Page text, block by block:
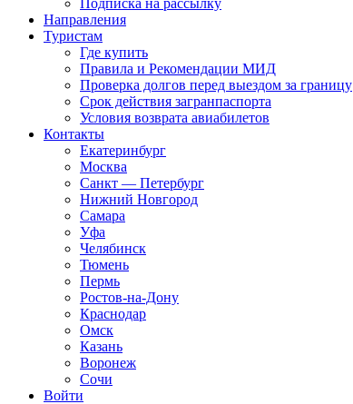
Подписка на рассылку
Направления
Туристам
Где купить
Правила и Рекомендации МИД
Проверка долгов перед выездом за границу
Срок действия загранпаспорта
Условия возврата авиабилетов
Контакты
Екатеринбург
Москва
Санкт — Петербург
Нижний Новгород
Самара
Уфа
Челябинск
Тюмень
Пермь
Ростов-на-Дону
Краснодар
Омск
Казань
Воронеж
Сочи
Войти